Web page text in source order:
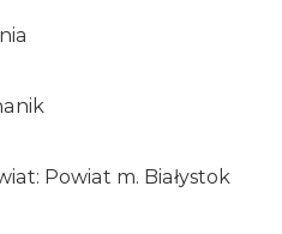
Powiat m. Białystok